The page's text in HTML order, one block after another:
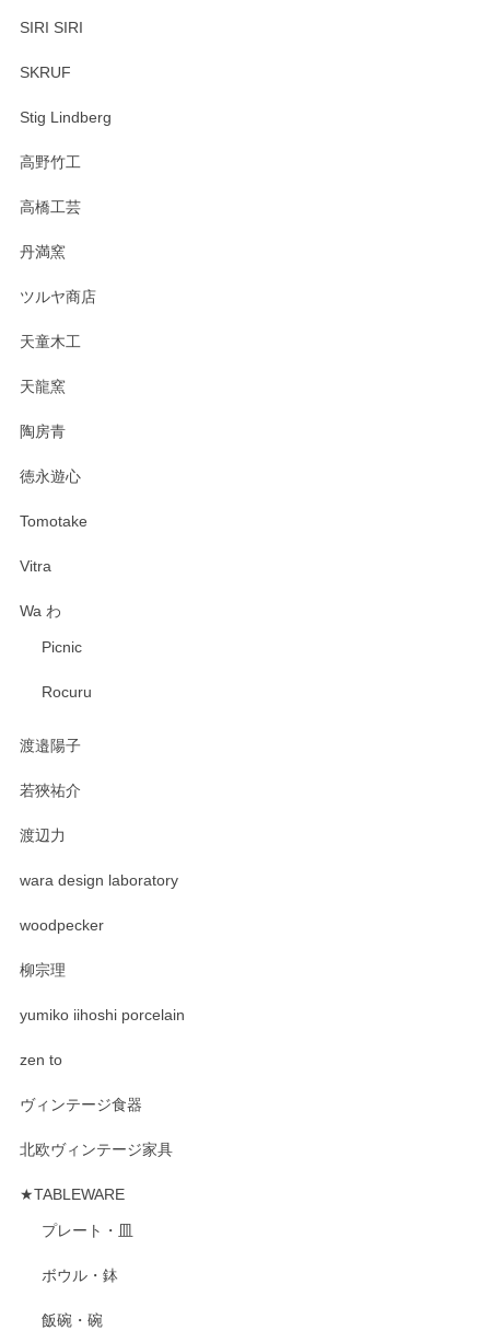
SIRI SIRI
SKRUF
Stig Lindberg
高野竹工
高橋工芸
丹満窯
ツルヤ商店
天童木工
天龍窯
陶房青
徳永遊心
Tomotake
Vitra
Wa わ
Picnic
Rocuru
渡邉陽子
若狹祐介
渡辺力
wara design laboratory
woodpecker
柳宗理
yumiko iihoshi porcelain
zen to
ヴィンテージ食器
北欧ヴィンテージ家具
★TABLEWARE
プレート・皿
ボウル・鉢
飯碗・碗